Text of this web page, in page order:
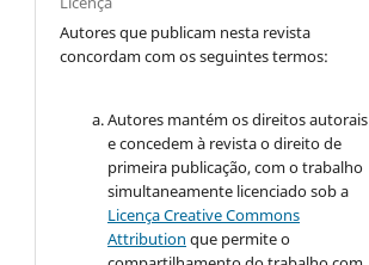
Autores que publicam nesta revista
concordam com os seguintes termos:
Autores mantém os direitos autorais
e concedem à revista o direito de
primeira publicação, com o trabalho
simultaneamente licenciado sob a
Licença Creative Commons
Attribution que permite o